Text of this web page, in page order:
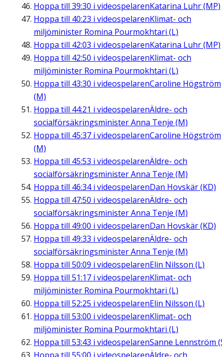
Hoppa till 39:30 i videospelarenKatarina Luhr (MP)
Hoppa till 40:23 i videospelarenKlimat- och
miljöminister Romina Pourmokhtari (L)
Hoppa till 42:03 i videospelarenKatarina Luhr (MP)
Hoppa till 42:50 i videospelarenKlimat- och
miljöminister Romina Pourmokhtari (L)
Hoppa till 43:30 i videospelarenCaroline Högström
(M)
Hoppa till 44:21 i videospelarenÄldre- och
socialförsäkringsminister Anna Tenje (M)
Hoppa till 45:37 i videospelarenCaroline Högström
(M)
Hoppa till 45:53 i videospelarenÄldre- och
socialförsäkringsminister Anna Tenje (M)
Hoppa till 46:34i videospelarenDan Hovskär (KD)
Hoppa till 47:50 i videospelarenÄldre- och
socialförsäkringsminister Anna Tenje (M)
Hoppa till 49:00 i videospelarenDan Hovskär (KD)
Hoppa till 49:33 i videospelarenÄldre- och
socialförsäkringsminister Anna Tenje (M)
Hoppa till 50:09 i videospelarenElin Nilsson (L)
Hoppa till 51:17 i videospelarenKlimat- och
miljöminister Romina Pourmokhtari (L)
Hoppa till 52:25 i videospelarenElin Nilsson (L)
Hoppa till 53:00 i videospelarenKlimat- och
miljöminister Romina Pourmokhtari (L)
Hoppa till 53:43 i videospelarenSanne Lennström